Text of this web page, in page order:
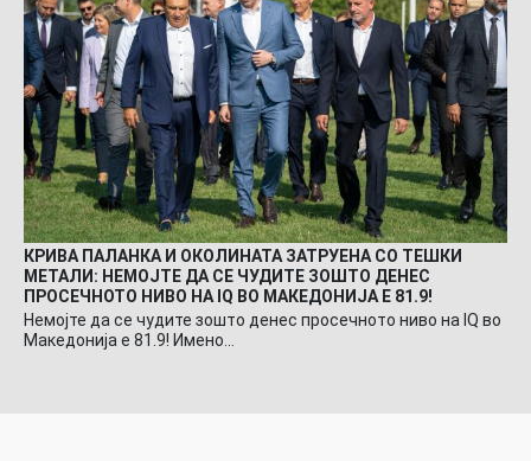
КРИВА ПАЛАНКА И ОКОЛИНАТА ЗАТРУЕНА СО ТЕШКИ
МЕТАЛИ: НЕМОЈТЕ ДА СЕ ЧУДИТЕ ЗОШТО ДЕНЕС
ПРОСЕЧНОТО НИВО НА IQ ВО МАКЕДОНИЈА Е 81.9!
Немојте да се чудите зошто денес просечното ниво на IQ во
Македонија е 81.9! Имено…